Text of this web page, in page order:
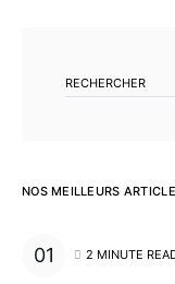
NOS MEILLEURS
2 MINUTE